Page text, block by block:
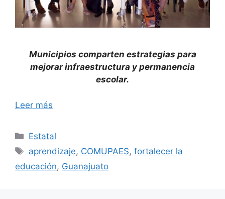
Municipios comparten estrategias para
mejorar infraestructura y permanencia
escolar.
Leer más
Categorías
Estatal
Etiquetas
aprendizaje, COMUPAES,fortalecer la
educación, Guanajuato